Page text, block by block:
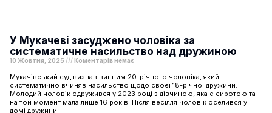
У Мукачеві засуджено чоловіка за
систематичне насильство над дружиною
10 Жовтня, 2025 Коментарів немає
Мукачівський суд визнав винним 20-річного чоловіка, який
систематично вчиняв насильство щодо своєї 18-річної дружини.
Молодий чоловік одружився у 2023 році з дівчиною, яка є сиротою та
на той момент мала лише 16 років. Після весілля чоловік оселився у
домі дружини